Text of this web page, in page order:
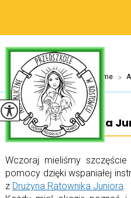
Jesteś tutaj:Home >
Drużyna Ratownika
Wczoraj mieliśmy
pomocy dzięki wspaniałej
z Drużyna Ratownika Juniora.